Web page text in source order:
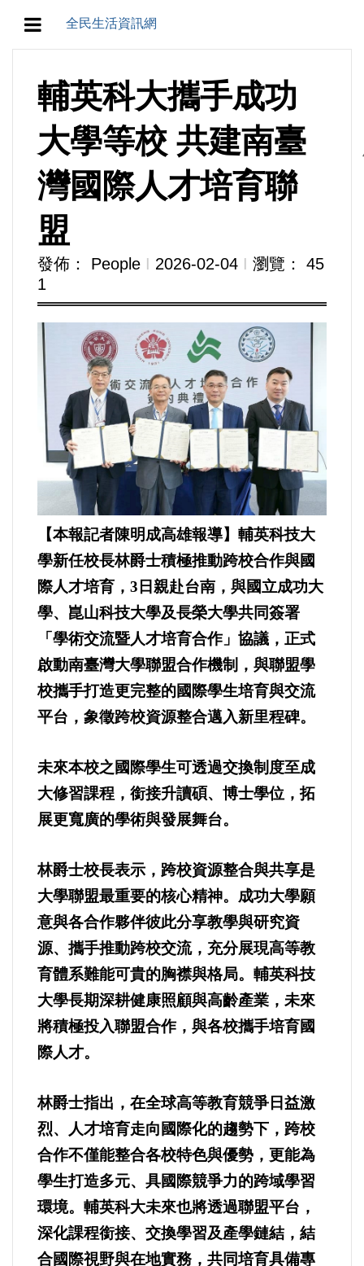
全民生活資訊網
教育/五育/五創
人生/生存/生活
產業/經濟
政治/政黨
農業/技術/肥飼料/農藥/產銷
食品/衛生/醫療/照護
運動/體育/休閒/育樂
兩岸/大陸
寵物/動保
婦女/孩童
健康/養生
命理/信仰/宗教/宮廟/教會
演講/發表會/論壇/研討會
內政/社會/福利/弱勢/慈善
國際/全球
環境/資源/能源
交通運輸
中美台
正能量
餐飲美食
法制/司法/監督
考試/監察
國安/國防/外交
輔英科大攜手成功
大學等校 共建南臺
灣國際人才培育聯
盟
發佈： People Ι 2026-02-04 Ι 瀏覽： 45
1
【本報記者陳明成高雄報導】輔英科技大
學新任校長林爵士積極推動跨校合作與國
際人才培育，3日親赴台南，與國立成功大
學、崑山科技大學及長榮大學共同簽署
「學術交流暨人才培育合作」協議，正式
啟動南臺灣大學聯盟合作機制，與聯盟學
校攜手打造更完整的國際學生培育與交流
平台，象徵跨校資源整合邁入新里程碑。
未來本校之國際學生可透過交換制度至成
大修習課程，銜接升讀碩、博士學位，拓
展更寬廣的學術與發展舞台。
林爵士校長表示，跨校資源整合與共享是
大學聯盟最重要的核心精神。成功大學願
意與各合作夥伴彼此分享教學與研究資
源、攜手推動跨校交流，充分展現高等教
育體系難能可貴的胸襟與格局。輔英科技
大學長期深耕健康照顧與高齡產業，未來
將積極投入聯盟合作，與各校攜手培育國
際人才。
林爵士指出，在全球高等教育競爭日益激
烈、人才培育走向國際化的趨勢下，跨校
合作不僅能整合各校特色與優勢，更能為
學生打造多元、具國際競爭力的跨域學習
環境。輔英科大未來也將透過聯盟平台，
深化課程銜接、交換學習及產學鏈結，結
合國際視野與在地實務，共同培育具備專